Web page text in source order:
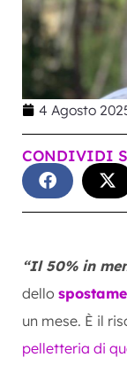
4 Agosto
CONDIVIDI
“Il 50% in
dello
un mese. È il
pelletteria di